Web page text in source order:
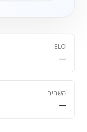
ELO
—
השהיה
—